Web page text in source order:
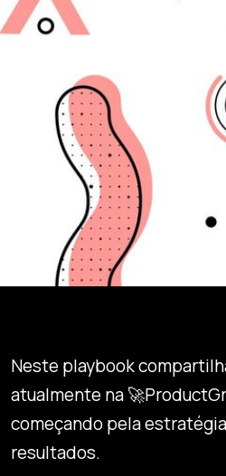
Neste playbook
atualmente na
começando pela
resultados.